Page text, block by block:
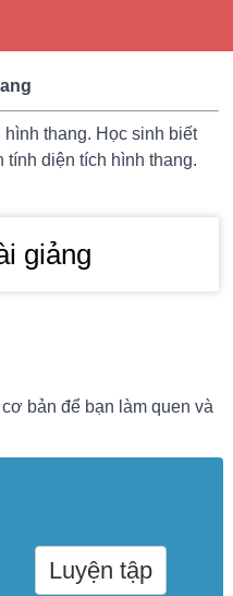
hình thang. Học sinh biết
tính diện tích hình thang.
giảng
bản để bạn làm quen và
Luyện tập